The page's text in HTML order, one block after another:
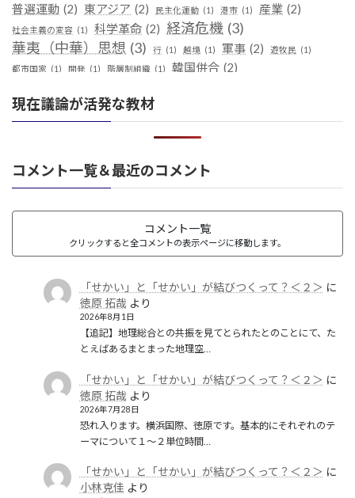
普選運動 (2) 東アジア (2) 民主化運動 (1) 港市 (1) 産業 (2)
社会主義の変容 (1) 科学革命 (2) 経済危機 (3)
華夷（中華）思想 (3) 行 (1) 越境 (1) 軍事 (2) 遊牧民 (1)
都市国家 (1) 開発 (1) 階層制組織 (1) 韓国併合 (2)
現在議論が活発な教材
コメント一覧＆最近のコメント
コメント一覧
クリックすると全コメントの表示ページに移動します。
「せかい」と「せかい」が結びつくって？＜２＞ に
徳原 拓哉 より
2026年8月1日
【追記】地理総合との共振を見てとられたとのことにて、た
とえばあるまとまった地理空…
「せかい」と「せかい」が結びつくって？＜２＞ に
徳原 拓哉 より
2026年7月28日
恐れ入ります。横浜国際、徳原です。基本的にそれぞれのテ
ーマについて１〜２単位時間…
「せかい」と「せかい」が結びつくって？＜２＞ に
小林克佳 より